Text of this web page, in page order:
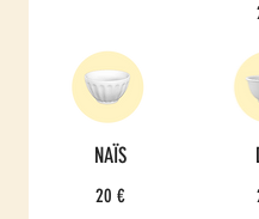
NAÏS
20 €